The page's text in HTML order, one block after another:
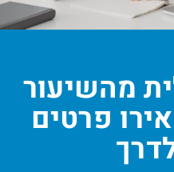
מהשיעור
פרטים